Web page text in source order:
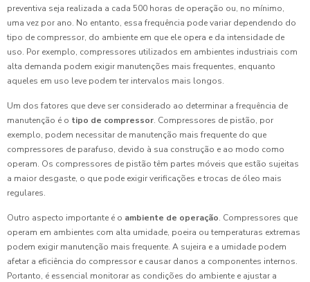
preventiva seja realizada a cada 500 horas de operação ou, no mínimo,
uma vez por ano. No entanto, essa frequência pode variar dependendo do
tipo de compressor, do ambiente em que ele opera e da intensidade de
uso. Por exemplo, compressores utilizados em ambientes industriais com
alta demanda podem exigir manutenções mais frequentes, enquanto
aqueles em uso leve podem ter intervalos mais longos.
Um dos fatores que deve ser considerado ao determinar a frequência de
manutenção é o tipo de compressor. Compressores de pistão, por
exemplo, podem necessitar de manutenção mais frequente do que
compressores de parafuso, devido à sua construção e ao modo como
operam. Os compressores de pistão têm partes móveis que estão sujeitas
a maior desgaste, o que pode exigir verificações e trocas de óleo mais
regulares.
Outro aspecto importante é o ambiente de operação. Compressores que
operam em ambientes com alta umidade, poeira ou temperaturas extremas
podem exigir manutenção mais frequente. A sujeira e a umidade podem
afetar a eficiência do compressor e causar danos a componentes internos.
Portanto, é essencial monitorar as condições do ambiente e ajustar a